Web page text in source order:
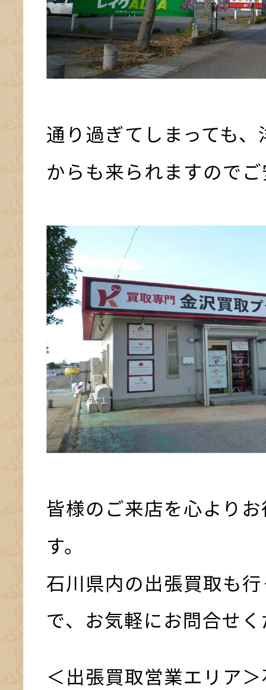
通り過ぎてしまっても
からも来られますので
皆様のご来店を心より
す。
石川県内の出張買取も
で、お気軽にお問合せ
＜出張買取営業エリア